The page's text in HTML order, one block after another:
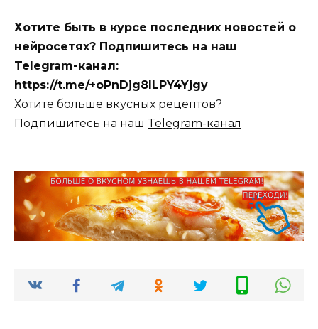
Хотите быть в курсе последних новостей о
нейросетях? Подпишитесь на наш
Telegram-канал:
https://t.me/+oPnDjg8lLPY4Yjgy
Хотите больше вкусных рецептов?
Подпишитесь на наш Telegram-канал